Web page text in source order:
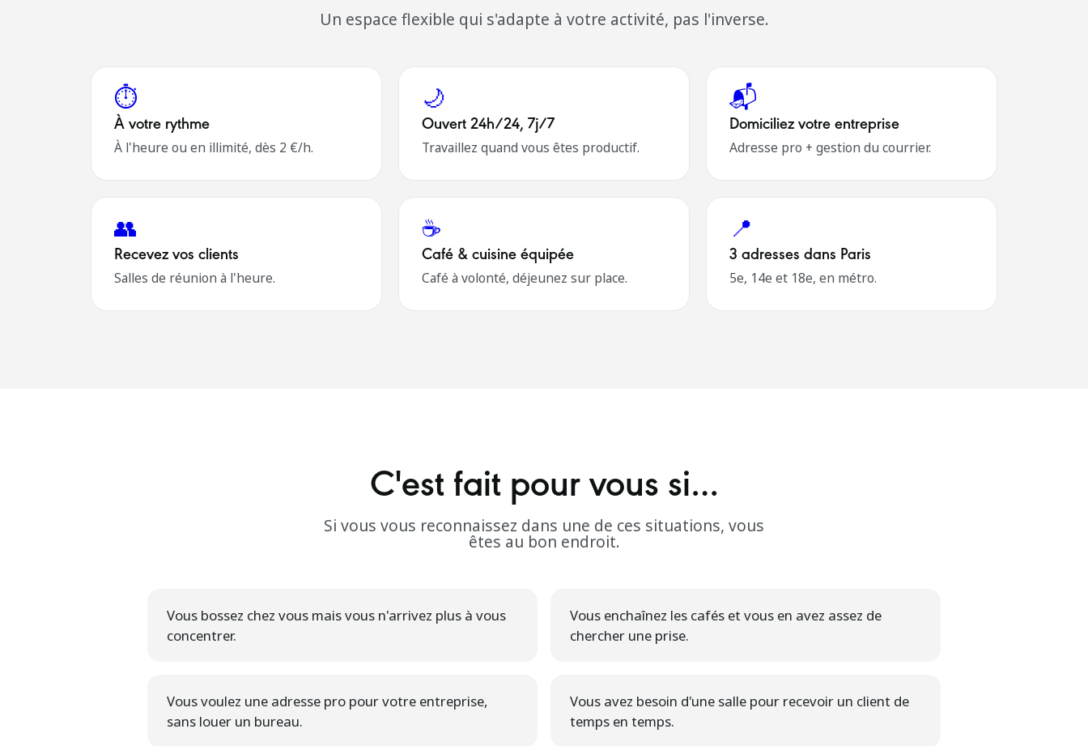
Un espace flexible qui s'adapte à votre activité, pas l'inverse.
⏱️
À votre rythme
À l'heure ou en illimité, dès 2 €/h.
🌙
Ouvert 24h/24, 7j/7
Travaillez quand vous êtes productif.
📬
Domiciliez votre entreprise
Adresse pro + gestion du courrier.
👥
Recevez vos clients
Salles de réunion à l'heure.
☕
Café & cuisine équipée
Café à volonté, déjeunez sur place.
📍
3 adresses dans Paris
5e, 14e et 18e, en métro.
C'est fait pour vous si…
Si vous vous reconnaissez dans une de ces situations, vous
êtes au bon endroit.
Vous bossez chez vous mais vous n'arrivez plus à vous
concentrer.
Vous enchaînez les cafés et vous en avez assez de
chercher une prise.
Vous voulez une adresse pro pour votre entreprise,
sans louer un bureau.
Vous avez besoin d'une salle pour recevoir un client de
temps en temps.